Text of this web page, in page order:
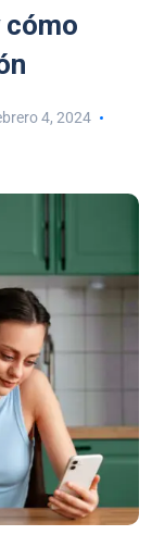
cómo
4, 2024